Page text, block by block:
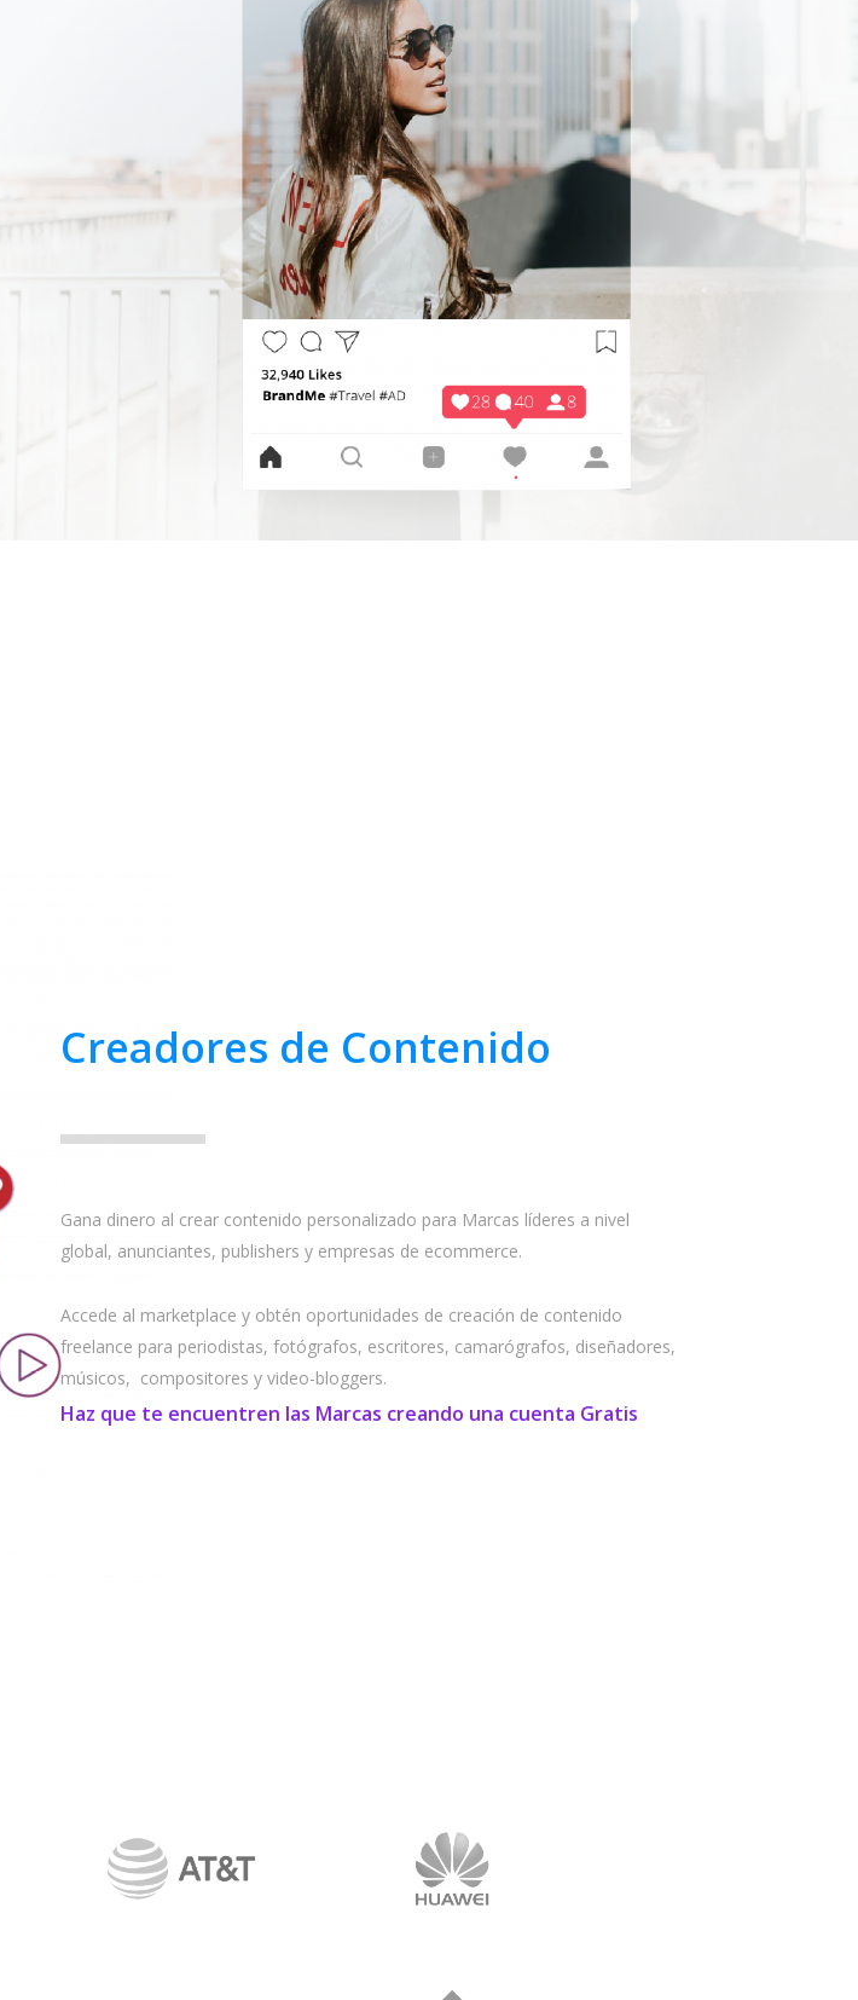
Creadores de Contenido
Gana dinero al crear contenido personalizado para Marcas líderes a nivel
global, anunciantes, publishers y empresas de ecommerce.
Accede al marketplace y obtén oportunidades de creación de contenido
freelance para periodistas, fotógrafos, escritores, camarógrafos, diseñadores,
músicos, compositores y video-bloggers.
Haz que te encuentren las Marcas creando una cuenta Gratis